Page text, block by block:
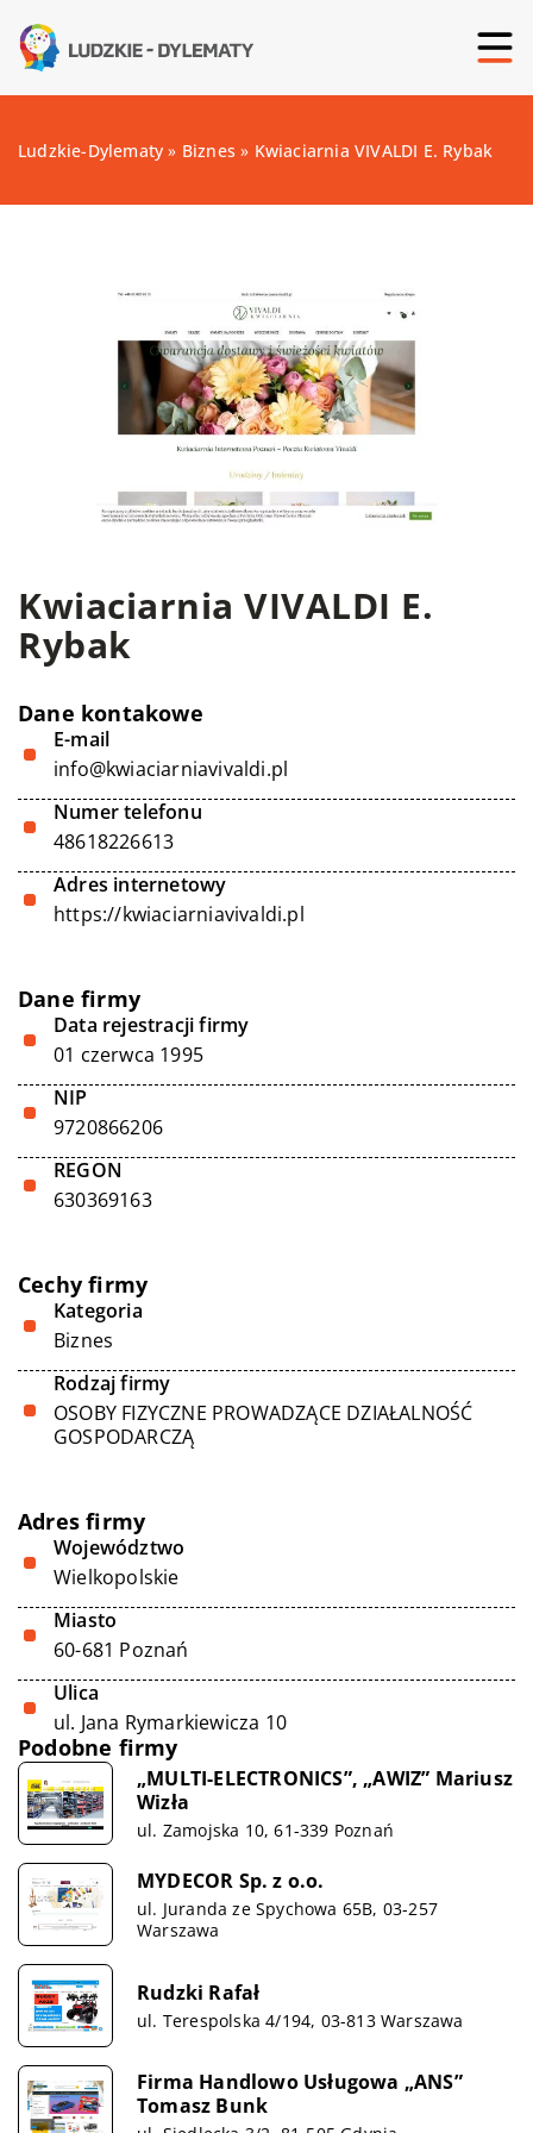
Ludzkie-Dylematy » Biznes » Kwiaciarnia VIVALDI E. Rybak
Kwiaciarnia VIVALDI E.
Rybak
Dane kontakowe
E-mail
info@kwiaciarniavivaldi.pl
Numer telefonu
48618226613
Adres internetowy
https://kwiaciarniavivaldi.pl
Dane firmy
Data rejestracji firmy
01 czerwca 1995
NIP
9720866206
REGON
630369163
Cechy firmy
Kategoria
Biznes
Rodzaj firmy
OSOBY FIZYCZNE PROWADZĄCE DZIAŁALNOŚĆ
GOSPODARCZĄ
Adres firmy
Województwo
Wielkopolskie
Miasto
60-681 Poznań
Ulica
ul. Jana Rymarkiewicza 10
Podobne firmy
„MULTI-ELECTRONICS”, „AWIZ” Mariusz
Wizła
ul. Zamojska 10, 61-339 Poznań
MYDECOR Sp. z o.o.
ul. Juranda ze Spychowa 65B, 03-257
Warszawa
Rudzki Rafał
ul. Terespolska 4/194, 03-813 Warszawa
Firma Handlowo Usługowa „ANS”
Tomasz Bunk